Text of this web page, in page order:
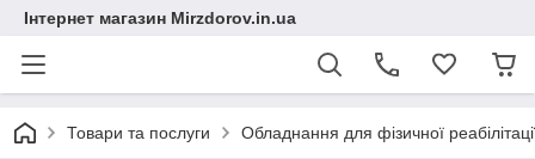
Інтернет магазин Mirzdorov.in.ua
Товари та послуги Обладнання для фізичної